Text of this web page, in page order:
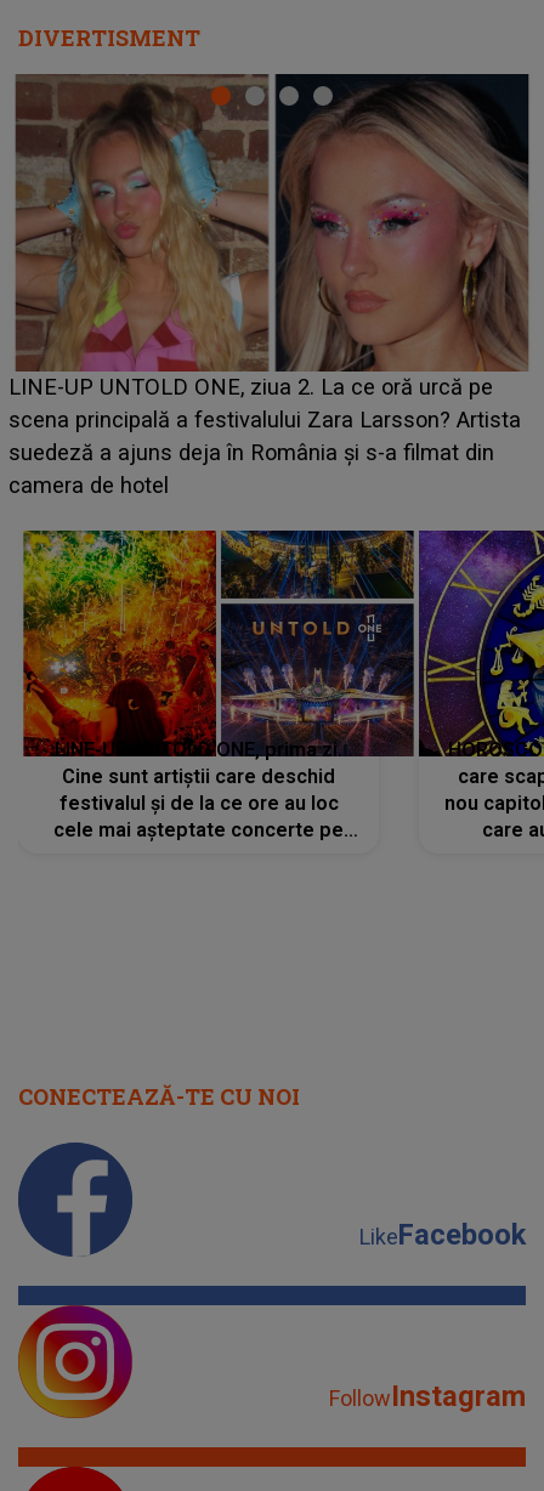
DIVERTISMENT
Ce a dezvăluit noua concurentă din "Casa Iubirii" l-a
luat prin surprindere pe Emanuel. CINE ESTE
BĂIATUL VIZAT de Alexandra?! Aflându-se în fața
faptului împlinit, A RECUNOSCUT IMEDIAT: "Am
LINE-UP UNTOLD ONE, prima zi.
Cine sunt artiștii care deschid
festivalul și de la ce ore au loc
cele mai așteptate concerte pe
care
nou
care
CONECTEAZĂ-TE CU NOI
LikeFacebook
FollowInstagram